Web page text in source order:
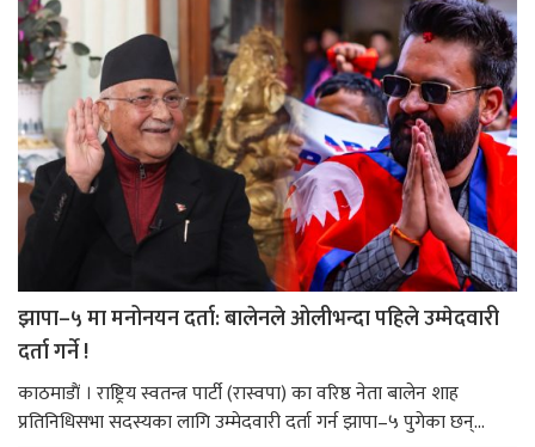
झापा–५ मा मनोनयन दर्ता: बालेनले ओलीभन्दा पहिले उम्मेदवारी
दर्ता गर्ने !
काठमाडाैं । राष्ट्रिय स्वतन्त्र पार्टी (रास्वपा) का वरिष्ठ नेता बालेन शाह
प्रतिनिधिसभा सदस्यका लागि उम्मेदवारी दर्ता गर्न झापा–५ पुगेका छन्...